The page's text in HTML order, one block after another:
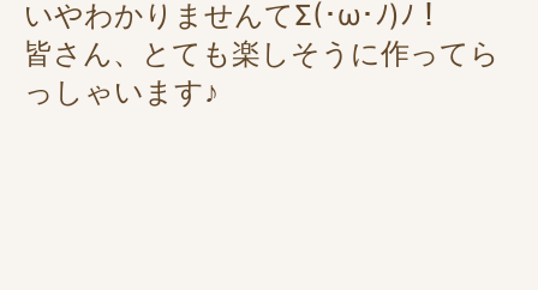
いやわかりませんてΣ(･ω･ﾉ)ﾉ！
皆さん、とても楽しそうに作ってら
っしゃいます♪